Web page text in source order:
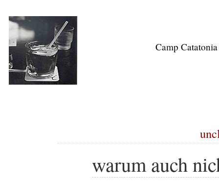
Camp Catatonia
warum auch